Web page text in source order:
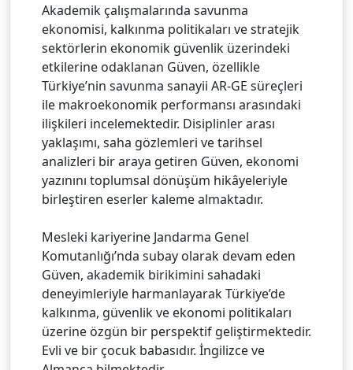
Akademik çalışmalarında savunma
ekonomisi, kalkınma politikaları ve stratejik
sektörlerin ekonomik güvenlik üzerindeki
etkilerine odaklanan Güven, özellikle
Türkiye’nin savunma sanayii AR-GE süreçleri
ile makroekonomik performansı arasındaki
ilişkileri incelemektedir. Disiplinler arası
yaklaşımı, saha gözlemleri ve tarihsel
analizleri bir araya getiren Güven, ekonomi
yazınını toplumsal dönüşüm hikâyeleriyle
birleştiren eserler kaleme almaktadır.
Mesleki kariyerine Jandarma Genel
Komutanlığı’nda subay olarak devam eden
Güven, akademik birikimini sahadaki
deneyimleriyle harmanlayarak Türkiye’de
kalkınma, güvenlik ve ekonomi politikaları
üzerine özgün bir perspektif geliştirmektedir.
Evli ve bir çocuk babasıdır. İngilizce ve